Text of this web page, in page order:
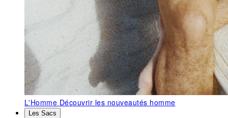
L'Homme Découvrir les nouveautés homme
Les Sacs